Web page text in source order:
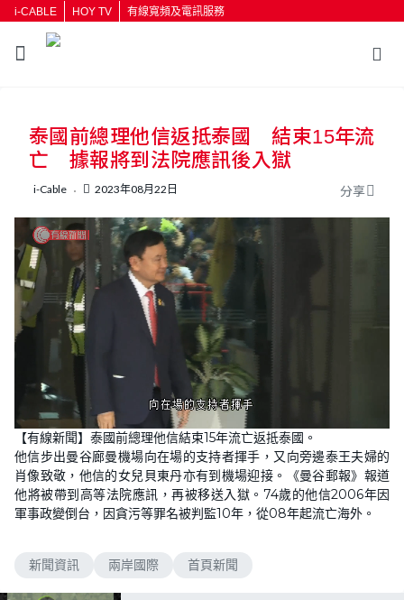
i-CABLE HOY TV 有線寬頻及電訊服務
按輸入鍵開始搜尋
泰國前總理他信返抵泰國 結束15年流
亡 據報將到法院應訊後入獄
i-Cable 2023年08月22日 分享
U
n
m
u
t
e
o
a
e
d
:
6
4
.
【有線新聞】泰國前總理他信結束15年流亡返抵泰國。
他信步出曼谷廊曼機場向在場的支持者揮手，又向旁邊泰王夫婦的
肖像致敬，他信的女兒貝東丹亦有到機場迎接。《曼谷郵報》報道
他將被帶到高等法院應訊，再被移送入獄。74歲的他信2006年因
軍事政變倒台，因貪污等罪名被判監10年，從08年起流亡海外。
新聞資訊 兩岸國際 首頁新聞